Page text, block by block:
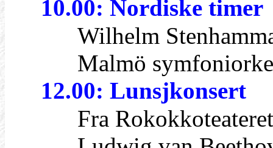
10.00: Nordiske timer
Wilhelm
Malmö
12.00: Lunsjkonsert
Fra Rokokkoteateret